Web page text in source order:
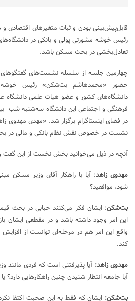
قابل‌پیش‌بینی بودن و ثبات متغیرهای اقتصادی
رئیس خوشه مشورتی پولی و بانکی در
تعادل‌بخشی در بحث مسکن باشد.
چهارمین جلسه از سلسله نشست‌های گفتگوهای
حضور «محمدهاشم بت‌شکن» رئیس خوشه
دانشگاه‌های کشور و عضو هیات علمی دانشگاه
فرهنگی و اجتماعی این دانشگاه سه‌شنبه شب
در فضای اینستاگرام برگزار شد. «مهدی مهدوی
نشست در خصوص نقش نظام بانکی و مالی در
آنچه در ذیل می‌خوانید بخش نخست از این گفت
مهدوی زاهد: آیا با راهکار آقای وزیر مسکن
شود، موافقید؟
بت‌شکن: ایشان فکر می‌کنند حبابی در بحث
این امر وجود داشته باشد و در مقطعی ایشان
واقع این امر هم در مرحله‌ای توانست از
کند.
مهدوی زاهد: آیا پذیرفتنی است که فردی مانند
آیا جامعه انتظار شنیدن چنین راهکارهایی دارد؟
بت‌شکن: ایشان که فقط به این صحبت اکتفا